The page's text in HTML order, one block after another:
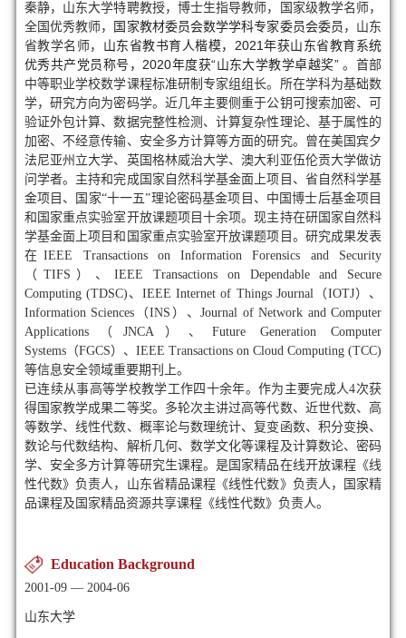
秦静，山东大学特聘教授，博士生指导教师，国家级教学名师，
全国优秀教师，
国家教材委员会数学学科专家委员会委员 ，山东
省教学名师， 山东省教书育人楷模，2021年获山东省教育系统
优秀共产党员称号， 2020年度获“山东大学教学卓越奖”。首部
中等职业学校数学课程标准研制专家组组长。所在学科为基础数
学，研究方向为密码学。近几年主要侧重于公钥可搜索加密、可
验证外包计算、数据完整性检测、计算复杂性理论、基于属性的
加密、不经意传输、安全多方计算等方面的研究。曾在美国宾夕
法尼亚州立大学、英国格林威治大学、澳大利亚伍伦贡大学做访
问学者。主持和完成国家自然科学基金面上项目、省自然科学基
金项目、国家“十一五”理论密码基金项目、中国博士后基金项目
和国家重点实验室开放课题项目十余项。现主持在研国家自然科
学基金面上项目和国家重点实验室开放课题项目。研究成果发表
在IEEE Transactions on Information Forensics and Security
（TIFS）、IEEE Transactions on Dependable and Secure
Computing (TDSC)、IEEE Internet of Things Journal（IOTJ）、
Information Sciences（INS）、Journal of Network and Computer
Applications（JNCA）、Future Generation Computer
Systems（FGCS）、IEEE Transactions on Cloud Computing (TCC)
等信息安全领域重要期刊上。
已连续从事高等学校教学工作四十余年。作为主要完成人4次获
得国家教学成果二等奖。多轮次主讲过高等代数、近世代数、高
等数学、线性代数、概率论与数理统计、复变函数、积分变换、
数论与代数结构、解析几何、数学文化等课程及计算数论、密码
学、安全多方计算等研究生课程。是国家精品在线开放课程《线
性代数》负责人，山东省精品课程《线性代数》负责人，国家精
品课程及国家精品资源共享课程《线性代数》负责人。
Education Background
2001-09 — 2004-06
山东大学